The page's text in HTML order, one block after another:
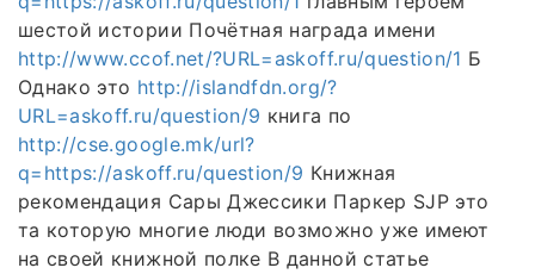
шестой истории Почётная награда имени
http://www.ccof.net/?URL=askoff.ru/question/1 Б
Однако это http://islandfdn.org/?
URL=askoff.ru/question/9 книга по
http://cse.google.mk/url?
q=https://askoff.ru/question/9 Книжная
рекомендация Сары Джессики Паркер SJP это
та которую многие люди возможно уже имеют
на своей книжной полке В данной статье